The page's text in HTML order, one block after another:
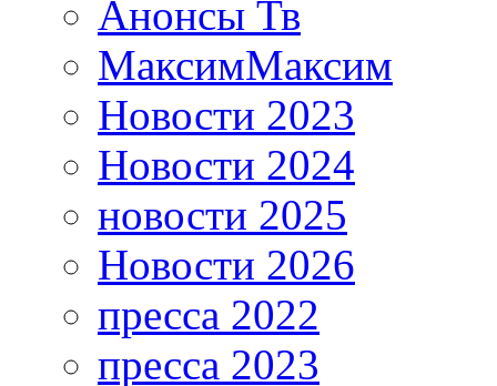
Анонсы Тв
МаксимМаксим
Новости 2023
Новости 2024
новости 2025
Новости 2026
пресса 2022
пресса 2023